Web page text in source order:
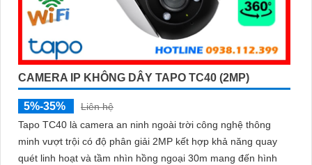
CAMERA IP KHÔNG DÂY TAPO TC40 (2MP)
5%-35%
Liên hệ
Tapo TC40 là camera an ninh ngoài trời công nghệ thông
minh vượt trội có độ phân giải 2MP kết hợp khả năng quay
quét linh hoạt và tầm nhìn hồng ngoại 30m mang đến hình